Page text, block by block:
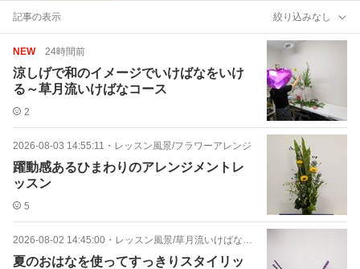
記事の表示 絞り込みなし
NEW 24時間前
涼しげで和のイメージでいけばなをいけ
る～草月流いけばなコース
2
2026-08-03 14:55:11 ・ レッスン風景/フラワーアレンジ
躍動感あるひまわりのアレンジメントレ
ッスン
5
2026-08-02 14:45:00 ・ レッスン風景/草月流いけばなコース
夏のおはなを使ってすっきりスタイリッ